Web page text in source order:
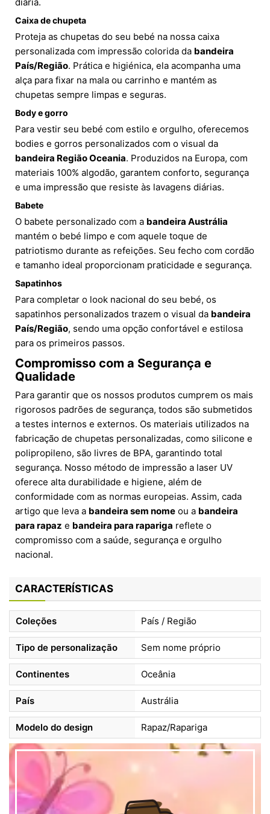
Caixa de chupeta
Proteja as chupetas do seu bebé na nossa caixa
personalizada com impressão colorida da bandeira
País/Região. Prática e higiénica, ela acompanha uma
alça para fixar na mala ou carrinho e mantém as
chupetas sempre limpas e seguras.
Body e gorro
Para vestir seu bebé com estilo e orgulho, oferecemos
bodies e gorros personalizados com o visual da
bandeira Região Oceania. Produzidos na Europa, com
materiais 100% algodão, garantem conforto, segurança
e uma impressão que resiste às lavagens diárias.
Babete
O babete personalizado com a bandeira Austrália
mantém o bebé limpo e com aquele toque de
patriotismo durante as refeições. Seu fecho com cordão
e tamanho ideal proporcionam praticidade e segurança.
Sapatinhos
Para completar o look nacional do seu bebé, os
sapatinhos personalizados trazem o visual da bandeira
País/Região, sendo uma opção confortável e estilosa
para os primeiros passos.
Compromisso com a Segurança e
Qualidade
Para garantir que os nossos produtos cumprem os mais
rigorosos padrões de segurança, todos são submetidos
a testes internos e externos. Os materiais utilizados na
fabricação de chupetas personalizadas, como silicone e
polipropileno, são livres de BPA, garantindo total
segurança. Nosso método de impressão a laser UV
oferece alta durabilidade e higiene, além de
conformidade com as normas europeias. Assim, cada
artigo que leva a bandeira sem nome ou a bandeira
para rapaz e bandeira para rapariga reflete o
compromisso com a saúde, segurança e orgulho
nacional.
CARACTERÍSTICAS
Coleções País / Região
Tipo de personalização Sem nome próprio
Continentes Oceânia
País Austrália
Modelo do design Rapaz/Rapariga